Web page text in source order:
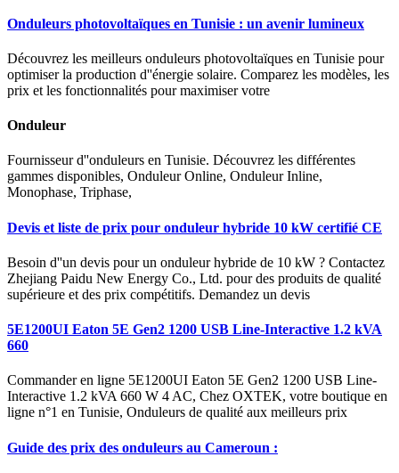
Onduleurs photovoltaïques en Tunisie : un avenir lumineux
Découvrez les meilleurs onduleurs photovoltaïques en Tunisie pour
optimiser la production d''énergie solaire. Comparez les modèles, les
prix et les fonctionnalités pour maximiser votre
Onduleur
Fournisseur d''onduleurs en Tunisie. Découvrez les différentes
gammes disponibles, Onduleur Online, Onduleur Inline,
Monophase, Triphase,
Devis et liste de prix pour onduleur hybride 10 kW certifié CE
Besoin d''un devis pour un onduleur hybride de 10 kW ? Contactez
Zhejiang Paidu New Energy Co., Ltd. pour des produits de qualité
supérieure et des prix compétitifs. Demandez un devis
5E1200UI Eaton 5E Gen2 1200 USB Line-Interactive 1.2 kVA
660
Commander en ligne 5E1200UI Eaton 5E Gen2 1200 USB Line-
Interactive 1.2 kVA 660 W 4 AC, Chez OXTEK, votre boutique en
ligne n°1 en Tunisie, Onduleurs de qualité aux meilleurs prix
Guide des prix des onduleurs au Cameroun :